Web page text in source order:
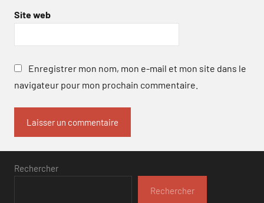
Site web
Enregistrer mon nom, mon e-mail et mon site dans le
navigateur pour mon prochain commentaire.
Rechercher
Rechercher